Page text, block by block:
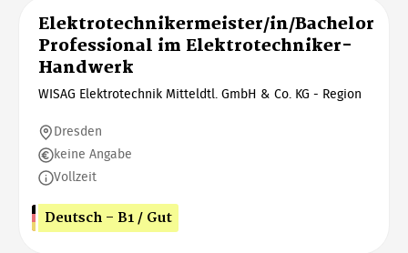
Elektrotechnikermeister/in/Bachelor
Professional im Elektrotechniker-
Handwerk
WISAG Elektrotechnik Mitteldtl. GmbH & Co. KG - Region
Dresden
keine Angabe
Vollzeit
Deutsch - B1 / Gut